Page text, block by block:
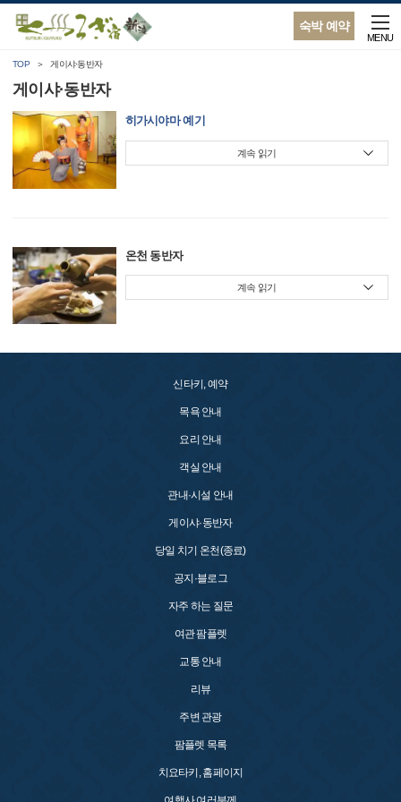
숙박 예약
MENU
TOP 게이샤·동반자
게이샤·동반자
히가시야마 예기
계속 읽기
온천 동반자
계속 읽기
신타키, 예약
목욕 안내
요리 안내
객실 안내
관내·시설 안내
게이샤·동반자
당일 치기 온천(종료)
공지·블로그
자주 하는 질문
여관 팜플렛
교통 안내
리뷰
주변 관광
팜플렛 목록
치요타키, 홈페이지